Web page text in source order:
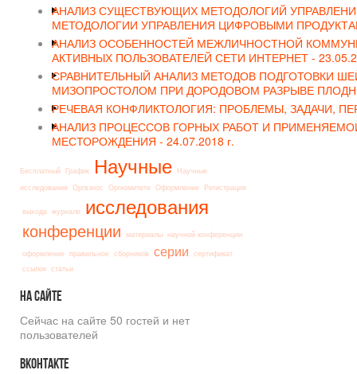
АНАЛИЗ СУЩЕСТВУЮЩИХ МЕТОДОЛОГИЙ
МЕТОДОЛОГИИ УПРАВЛЕНИЯ ЦИФРОВЫМИ
АНАЛИЗ ОСОБЕННОСТЕЙ МЕЖЛИЧНОСТНОЙ
АКТИВНЫХ ПОЛЬЗОВАТЕЛЕЙ СЕТИ ИНТЕРНЕТ -
СРАВНИТЕЛЬНЫЙ АНАЛИЗ МЕТОДОВ ПОДГОТОВКИ
МИЗОПРОСТОЛОМ ПРИ ДОРОДОВОМ РАЗРЫВЕ
РЕЧЕВАЯ КОНФЛИКТОЛОГИЯ: ПРОБЛЕМЫ, ЗАДАЧИ,
АНАЛИЗ ПРОЦЕССОВ ГОРНЫХ РАБОТ И
МЕСТОРОЖДЕНИЯ - 24.07.2018 г.
Бесплатный График Научные Научные
исследования Оргвзнос Оргкомитете Оформление Регистрация
выхода журнале исследования
конференции материалы научной конференции
оформление правильное сборников серии сертификат
ссылок статьи
Насайте
Сейчас на сайте 50 гостей и нет
пользователей
Вконтакте